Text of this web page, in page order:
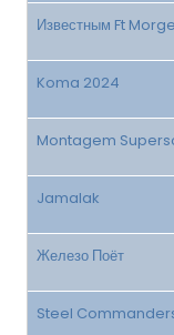
Известным Ft
Koma 2024
Montagem
Jamalak
Железо Поёт
Steel